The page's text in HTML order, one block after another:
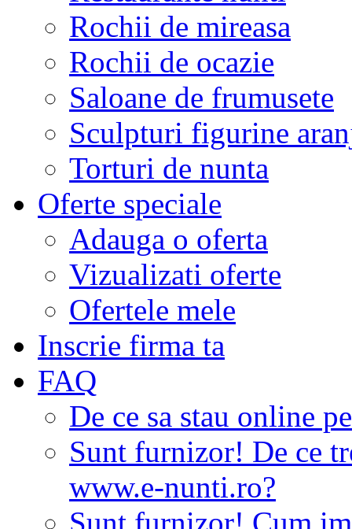
Rochii de mireasa
Rochii de ocazie
Saloane de frumusete
Sculpturi figurine
Torturi de nunta
Oferte speciale
Adauga o oferta
Vizualizati oferte
Ofertele mele
Inscrie firma ta
FAQ
De ce sa stau online
Sunt furnizor! De ce
www.e-nunti.ro?
Sunt furnizor! Cum